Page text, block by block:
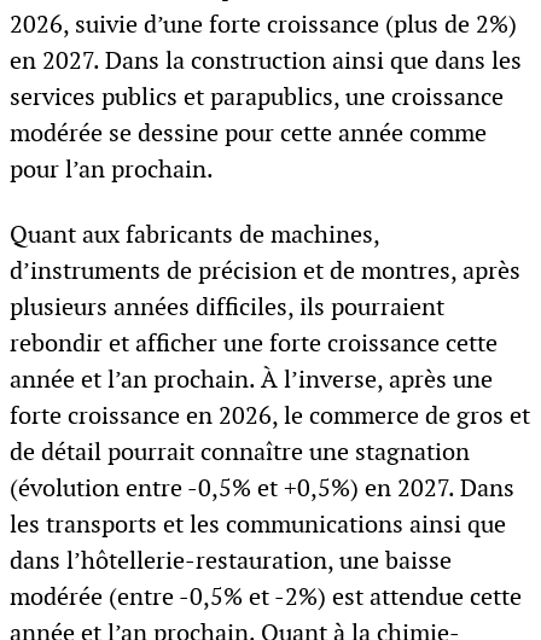
2026, suivie d’une forte croissance (plus de 2%)
en 2027. Dans la construction ainsi que dans les
services publics et parapublics, une croissance
modérée se dessine pour cette année comme
pour l’an prochain.
Quant aux fabricants de machines,
d’instruments de précision et de montres, après
plusieurs années difficiles, ils pourraient
rebondir et afficher une forte croissance cette
année et l’an prochain. À l’inverse, après une
forte croissance en 2026, le commerce de gros et
de détail pourrait connaître une stagnation
(évolution entre -0,5% et +0,5%) en 2027. Dans
les transports et les communications ainsi que
dans l’hôtellerie-restauration, une baisse
modérée (entre -0,5% et -2%) est attendue cette
année et l’an prochain. Quant à la chimie-